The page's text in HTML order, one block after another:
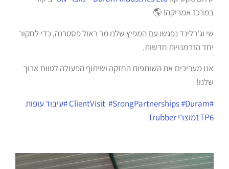
במרכז אמריקה! 🌎
שי וג'רלינד נפגשו עם המפיץ שלנו מר ראול פסטרנה, כדי לחקור
יחד הזדמנויות חדשות.
אנו מעריכים את השותפות החזקה ושיתוף הפעולה לטווח ארוך
שלנו!
#ClientVisit
#SrongPartnerships#Duram
#עיבוד עופות
1TP6מוצרי Trubber